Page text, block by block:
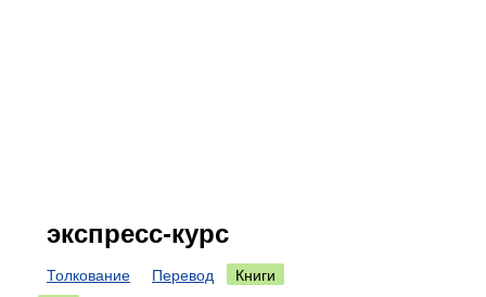
экспресс-курс
Толкование Перевод
Книги